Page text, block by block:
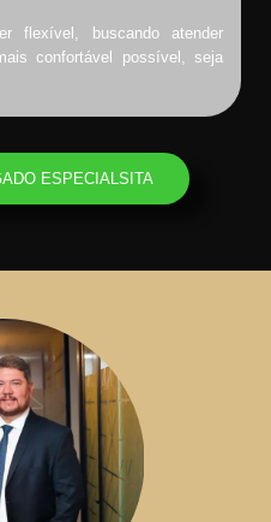
flexível, buscando atender
confortável possível, seja
ESPECIALSITA